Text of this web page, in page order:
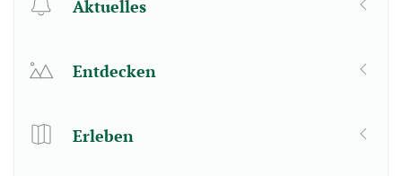
Aktuelles
Entdecken
Erleben